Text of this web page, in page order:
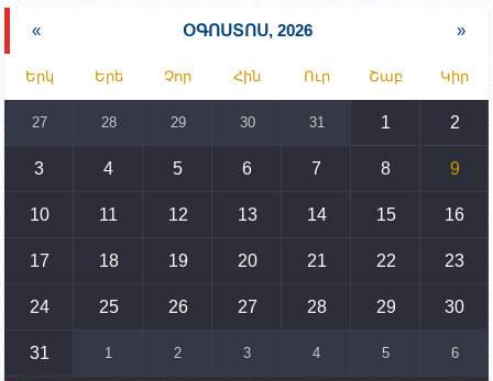
Իրանը կողմ է տարածաշրջանի համար շահավետ
տրանսպորտային հաղորդակցությունների
զարգացմանը, սակայն ոչ՝ միջազգային
սահմանների փոփոխությանը
15:10 02.10.2023
սպառնալիքները կասեցնելու համար. իսպանացի
պատգամավորը Գորիսում է
14:54 02.10.2023
տեղակայված հայկական դիրքերի անձնակազմի
համար սնունդ տեղափոխող մեքենայի
« ՕԳՈՍՏՈՍ, 2026 »
Երկ Երե Չոր Հին Ուր Շաբ Կիր
27 28 29 30 31 1 2
3 4 5 6 7 8 9
10 11 12 13 14 15 16
17 18 19 20 21 22 23
24 25 26 27 28 29 30
31 1 2 3 4 5 6